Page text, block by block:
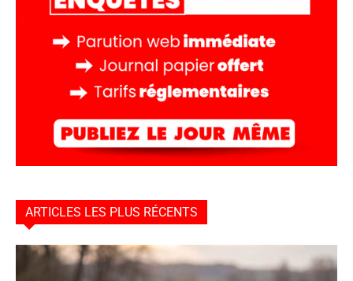
ARTICLES LES PLUS RÉCENTS